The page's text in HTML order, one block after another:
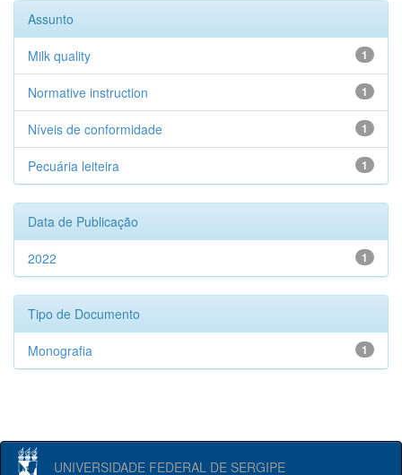
Assunto
1
Milk quality
1
Normative instruction
1
Níveis de conformidade
1
Pecuária leiteira
Data de Publicação
1
2022
Tipo de Documento
1
Monografia
UNIVERSIDADE FEDERAL DE SERGIPE